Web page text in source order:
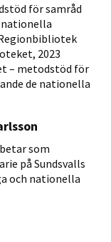
för samråd
nationella
2023
– metodstöd för
de nationella
som
på Sundsvalls
och nationella